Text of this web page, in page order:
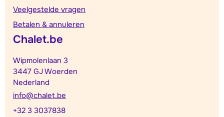
Veelgestelde vragen
Betalen & annuleren
Chalet.be
Wipmolenlaan 3
3447 GJ Woerden
Nederland
info@chalet.be
+32 3 3037838